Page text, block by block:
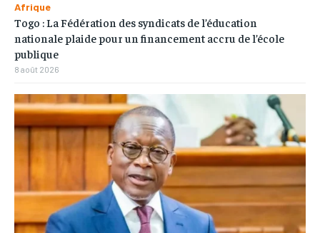
Afrique
Togo : La Fédération des syndicats de l’éducation
nationale plaide pour un financement accru de l’école
publique
8 août 2026